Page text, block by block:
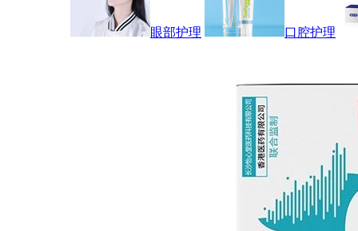
眼部护理 口腔护理